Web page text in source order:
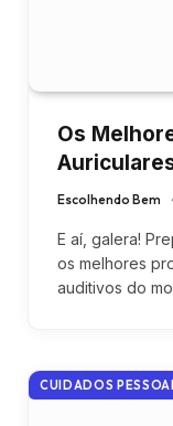
Os
Escolhendo Bem
E aí, galera!
os melhores
auditivos do
CUIDADOS